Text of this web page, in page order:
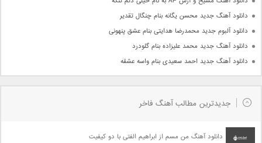
دانلود آهنگ جدید محسن یگانه بنام چنگال تقدیر
دانلود آلبوم جدید محمدرضا هدایتی بنام عشق پنهونی
دانلود آهنگ جدید محمد علیزاده بنام گلودرد
دانلود آهنگ جدید احمد سعیدی بنام واسه عشقه
جدیدترین مطالب آهنگ فاخر
دانلود آهنگ من مسم از ابراهیم الفتی با دو کیفیت